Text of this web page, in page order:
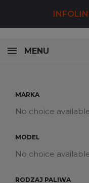
MENU
MARKA
No choice
MODEL
No choice
RODZAJ PALIWA